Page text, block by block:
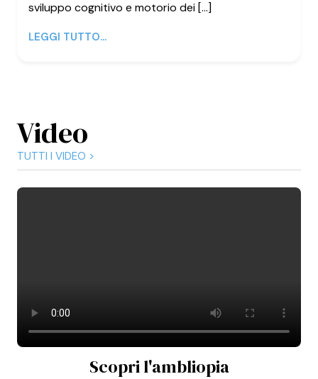
sviluppo cognitivo e motorio dei [...]
LEGGI TUTTO...
Video
TUTTI I VIDEO >
Scopri l'ambliopia